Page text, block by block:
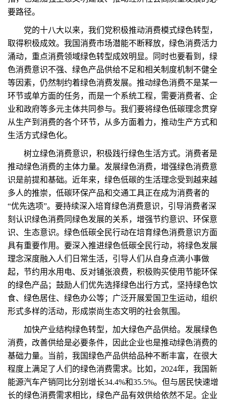
要路径。
党的十八大以来，我们党积极推动消费模式绿色转型，
取得积极成效。我国消费市场潜能不断释放，绿色消费活力
涌动，重点消费领域绿色转型成效明显。同时也要看到，绿
色消费意识不强、绿色产品供给不足和相关制度机制不健全
等因素，仍然制约着绿色消费发展。推动绿色消费不是某一
环节或单方面的任务，而是一个系统工程，需要消费者、企
业和政府等多元主体共同参与。我们要将绿色低碳理念贯穿
从生产到消费的各个环节，从多方面着力，推动生产方式和
生活方式绿色化。
树立绿色消费意识，积极践行绿色生活方式。消费者是
推动绿色消费的主体力量。发展绿色消费，增强绿色消费意
识是前提和基础。近年来，绿色低碳的生活理念受到越来越
多人的推崇，低碳环保产品和交通工具正在成为消费者的
“优先选项”。要持续深入培育绿色消费意识，引导消费者深
刻认识绿色消费同绿色发展的关系，增强节约意识、环保意
识、生态意识。绿色低碳全民行动在培育绿色消费意识方面
具有重要作用。要深入推进绿色低碳全民行动，将绿色发展
理念深度融入人们日常生活，引导人们从自身点滴小事做
起，节约用水用电、反对铺张浪费，积极购买使用节能环保
的绿色产品；鼓励人们优先选择绿色出行方式，坚持绿色饮
食、绿色居住、绿色办公等；广泛开展爱国卫生运动，组织
形式多样的活动，形成崇尚生态文明的社会氛围。
加快产业结构绿色转型，加大绿色产品供给。发展绿色
消费，改善供给是必要条件，因此企业也是推动绿色消费的
基础力量。当前，我国绿色产品供给品种不断丰富，在很大
程度上满足了人们的绿色消费需求。比如，2024年，我国新
能源汽车产销同比分别增长34.4%和35.5%。但与居民快速增
长的绿色消费需求相比，绿色产品有效供给依然不足。企业